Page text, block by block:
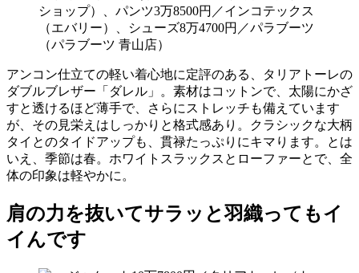
ショップ）、パンツ3万8500円／インコテックス
（エバリー）、シューズ8万4700円／パラブーツ
（パラブーツ 青山店）
アンコン仕立ての軽い着心地に定評のある、タリアトーレの
ダブルブレザー「ダレル」。素材はコットンで、太陽にかざ
すと透けるほど薄手で、さらにストレッチも備えています
が、その見栄えはしっかりと格式感あり。クラシックな大柄
タイとのタイドアップも、貫禄たっぷりにキマります。とは
いえ、季節は春。ホワイトスラックスとローファーとで、全
体の印象は軽やかに。
肩の力を抜いてサラッと羽織ってもイ
イんです